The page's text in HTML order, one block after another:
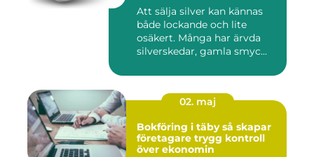
Att sälja silver kan kännas
både lockande och lite
osäkert. Många har ärvda
silverskedar, gamla smyc...
02. maj
Bokföring i täby så skapar
företagare trygg kontroll
över ekonomin